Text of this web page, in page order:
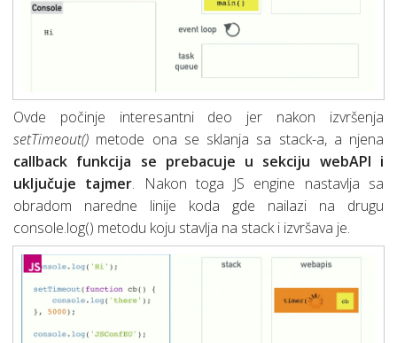
Ovde počinje interesantni deo jer nakon izvršenja
setTimeout() metode ona se sklanja sa stack-a, a njena
callback funkcija se prebacuje u sekciju webAPI i
uključuje tajmer. Nakon toga JS engine nastavlja sa
obradom naredne linije koda gde nailazi na drugu
console.log() metodu koju stavlja na stack i izvršava je.